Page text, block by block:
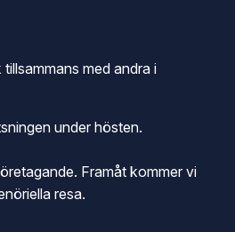
med andra i
under hösten.
Framåt kommer vi
resa.